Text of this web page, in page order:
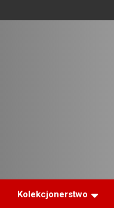
Kolekcjonerstwo